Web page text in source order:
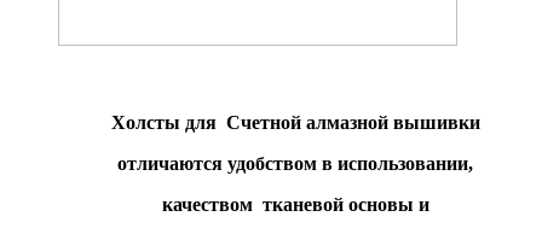
Холсты для Счетной алмазной вышивки
отличаются удобством в использовании,
качеством тканевой основы и